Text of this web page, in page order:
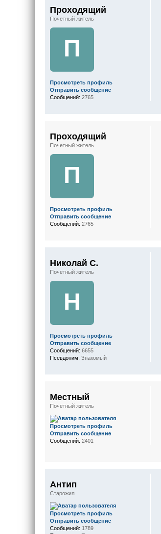
Проходящий
Почетный житель
П
Просмотреть профиль
Отправить сообщение
Сообщений: 2765
Проходящий
Почетный житель
П
Просмотреть профиль
Отправить сообщение
Сообщений: 2765
Николай С.
Почетный житель
Н
Просмотреть профиль
Отправить сообщение
Сообщений: 6655
Псевдоним: Знакомый
Местный
Почетный житель
Просмотреть профиль
Отправить сообщение
Сообщений: 2401
Антип
Старожил
Просмотреть профиль
Отправить сообщение
Сообщений: 1789